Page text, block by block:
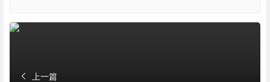
上一篇